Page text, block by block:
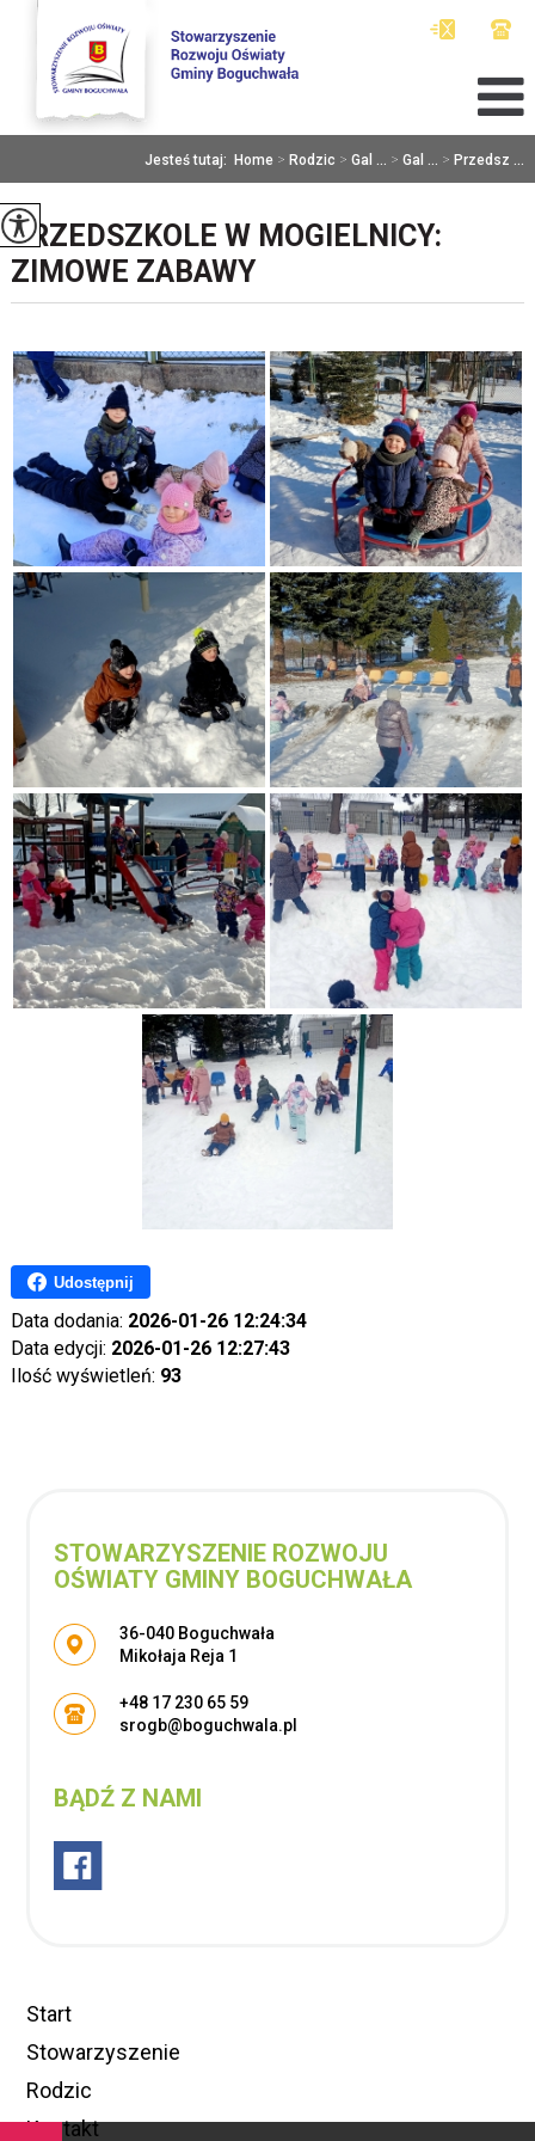
Jesteś tutaj: Home > Rodzic > Gal ... > Gal ... > Przedsz ...
PRZEDSZKOLE W MOGIELNICY:
ZIMOWE ZABAWY
Udostępnij
Data dodania: 2026-01-26 12:24:34
Data edycji: 2026-01-26 12:27:43
Ilość wyświetleń: 93
STOWARZYSZENIE ROZWOJU
OŚWIATY GMINY BOGUCHWAŁA
Adres pocztowy:
36-040 Boguchwała
Mikołaja Reja 1
+48 17 230 65 59
srogb@boguchwala.pl
BĄDŹ Z NAMI
Start
Stowarzyszenie
Rodzic
Kontakt